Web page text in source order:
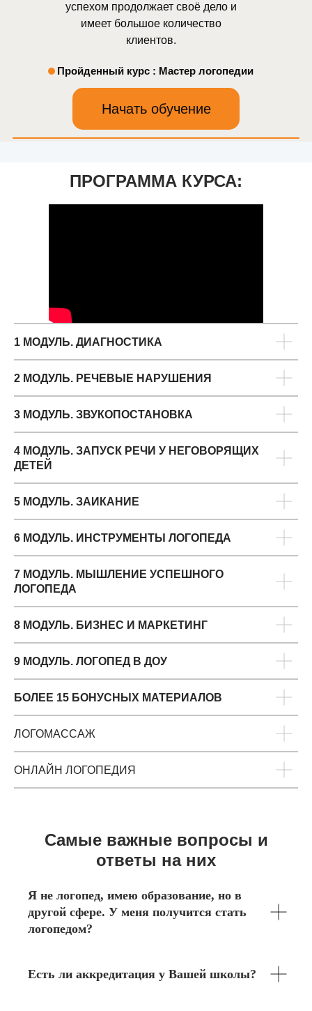
Пройденный курс : Мастер логопедии
успехом продолжает своё дело и
имеет большое количество
клиентов.
Начать обучение
ПРОГРАММА КУРСА:
1 МОДУЛЬ. ДИАГНОСТИКА
2 МОДУЛЬ. РЕЧЕВЫЕ НАРУШЕНИЯ
3 МОДУЛЬ. ЗВУКОПОСТАНОВКА
4 МОДУЛЬ. ЗАПУСК РЕЧИ У НЕГОВОРЯЩИХ
ДЕТЕЙ
5 МОДУЛЬ. ЗАИКАНИЕ
6 МОДУЛЬ. ИНСТРУМЕНТЫ ЛОГОПЕДА
7 МОДУЛЬ. МЫШЛЕНИЕ УСПЕШНОГО
ЛОГОПЕДА
8 МОДУЛЬ. БИЗНЕС И МАРКЕТИНГ
9 МОДУЛЬ. ЛОГОПЕД В ДОУ
БОЛЕЕ 15 БОНУСНЫХ МАТЕРИАЛОВ
ЛОГОМАССАЖ
ОНЛАЙН ЛОГОПЕДИЯ
Самые важные вопросы и
ответы на них
Я не логопед, имею образование, но в
другой сфере. У меня получится стать
логопедом?
Есть ли аккредитация у Вашей школы?